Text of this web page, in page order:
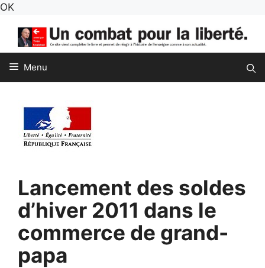
OKAller
contenu
Menu
Lancement des soldes
d’hiver 2011 dans le
commerce de grand-
papa